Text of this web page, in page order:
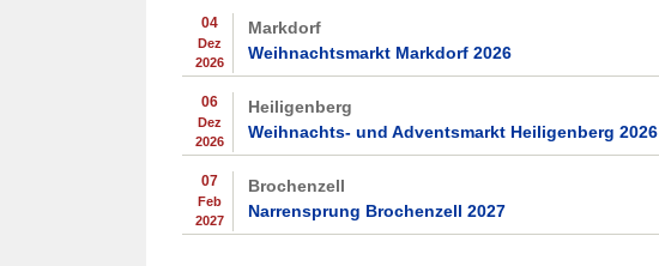
04
Dez
2026
Markdorf
Weihnachtsmarkt Markdorf 2026
06
Dez
2026
Heiligenberg
Weihnachts- und Adventsmarkt Heiligenberg 2026
07
Feb
2027
Brochenzell
Narrensprung Brochenzell 2027